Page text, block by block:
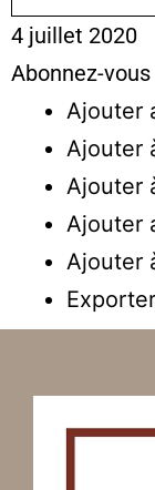
4 juillet 2020
Abonnez-
Ajouter
Ajouter
Ajouter
Ajouter
Ajouter